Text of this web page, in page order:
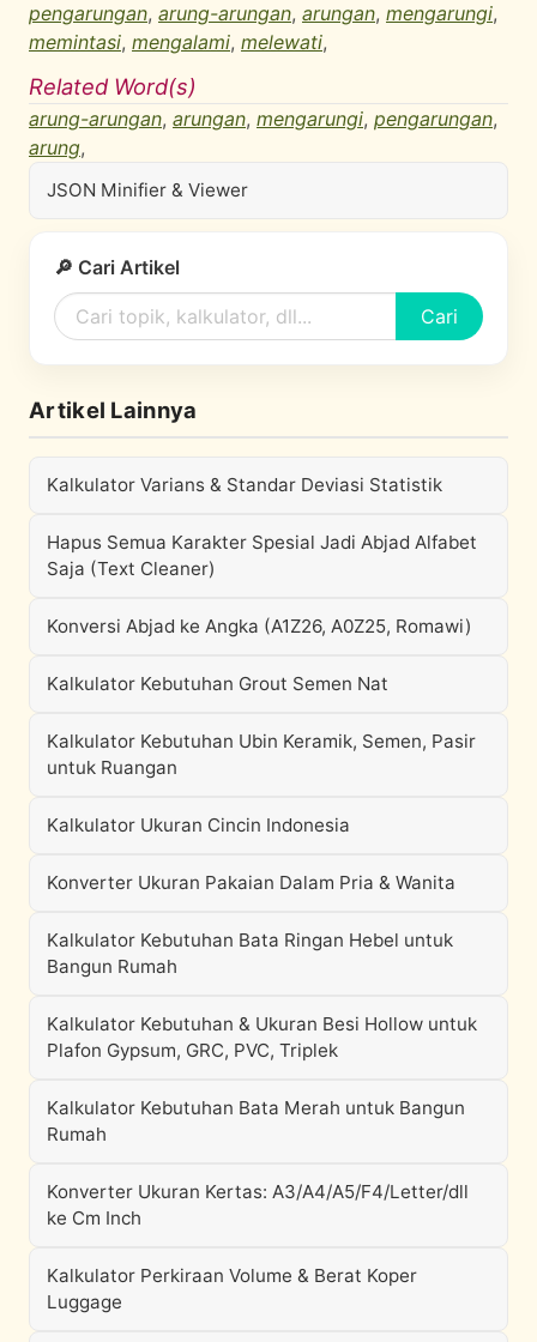
pengarungan, arung-arungan, arungan, mengarungi,
memintasi, mengalami, melewati,
Related Word(s)
arung-arungan, arungan, mengarungi, pengarungan,
arung,
JSON Minifier & Viewer
🔎 Cari Artikel
Cari
Artikel Lainnya
Kalkulator Varians & Standar Deviasi Statistik
Hapus Semua Karakter Spesial Jadi Abjad Alfabet
Saja (Text Cleaner)
Konversi Abjad ke Angka (A1Z26, A0Z25, Romawi)
Kalkulator Kebutuhan Grout Semen Nat
Kalkulator Kebutuhan Ubin Keramik, Semen, Pasir
untuk Ruangan
Kalkulator Ukuran Cincin Indonesia
Konverter Ukuran Pakaian Dalam Pria & Wanita
Kalkulator Kebutuhan Bata Ringan Hebel untuk
Bangun Rumah
Kalkulator Kebutuhan & Ukuran Besi Hollow untuk
Plafon Gypsum, GRC, PVC, Triplek
Kalkulator Kebutuhan Bata Merah untuk Bangun
Rumah
Konverter Ukuran Kertas: A3/A4/A5/F4/Letter/dll
ke Cm Inch
Kalkulator Perkiraan Volume & Berat Koper
Luggage